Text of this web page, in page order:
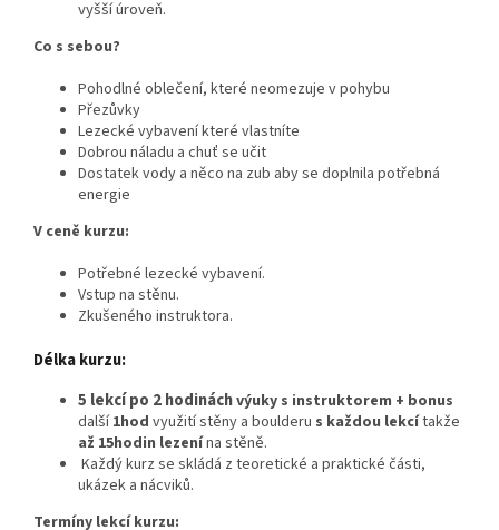
vyšší úroveň.
Co s sebou?
Pohodlné oblečení, které neomezuje v pohybu
Přezůvky
Lezecké vybavení které vlastníte
Dobrou náladu a chuť se učit
Dostatek vody a něco na zub aby se doplnila potřebná
energie
V ceně kurzu:
Potřebné lezecké vybavení.
Vstup na stěnu.
Zkušeného instruktora.
Délka kurzu:
5 lekcí po 2 hodináchvýuky s instruktorem + bonus
další1hod využití stěny a boulderu s každou lekcítakže
až 15hodin lezenína stěně.
Každý kurz se skládá z teoretické a praktické části,
ukázek a nácviků.
Termíny lekcí kurzu: